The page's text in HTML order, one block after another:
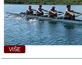
VIŠE